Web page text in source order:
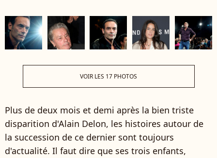
VOIR LES 17 PHOTOS
Plus de deux mois et demi après la bien triste
disparition d'Alain Delon, les histoires autour de
la succession de ce dernier sont toujours
d'actualité. Il faut dire que ses trois enfants,